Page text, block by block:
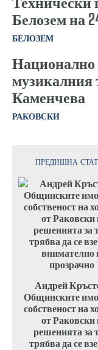
Белозем на
БЕЛОЗЕМ
Национално
музикалния
Каменчева
РАКОВСКИ
ПРЕДИШНА
Андрей
Общинските
собственост на
от Раковски
решенията за
трябва да се